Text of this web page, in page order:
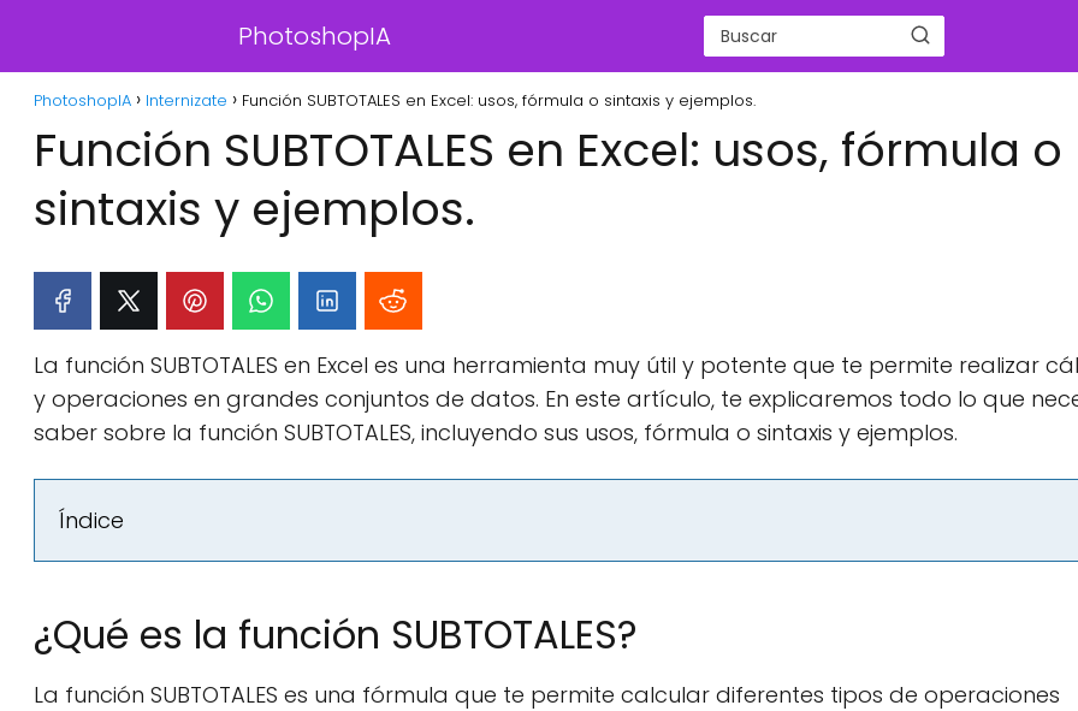
PhotoshopIA
PhotoshopIA Internizate Función SUBTOTALES en Excel: usos, fórmula o sintaxis y ejemplos.
Función SUBTOTALES en Excel: usos, fórmula o
sintaxis y ejemplos.
La función SUBTOTALES en Excel es una herramienta muy útil y potente que te permite realizar
y operaciones en grandes conjuntos de datos. En este artículo, te explicaremos todo lo que
saber sobre la función SUBTOTALES, incluyendo sus usos, fórmula o sintaxis y ejemplos.
Índice
¿Qué es la función SUBTOTALES?
La función SUBTOTALES es una fórmula que te permite calcular diferentes tipos de operaciones